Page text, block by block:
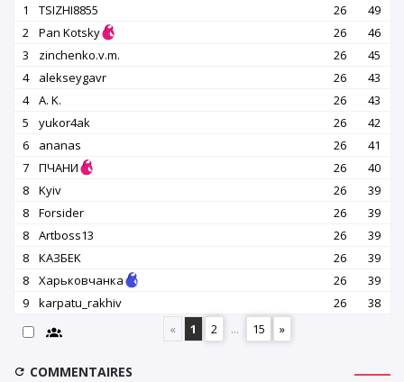
1
TSIZHI8855 26
49
2
Pan Kotsky 26
46
3
zinchenko.v.m. 26
45
4
alekseygavr 26
43
4
A. K. 26
43
5
yukor4ak 26
42
6
ananas 26
41
7
ПЧАНИ 26
40
8
Kyiv 26
39
8
Forsider 26
39
8
Artboss13 26
39
8
КАЗБEK 26
39
8
Харьковчанка 26
39
9
karpatu_rakhiv 26
38
«
1 2 ... 15 »
COMMENTAIRES